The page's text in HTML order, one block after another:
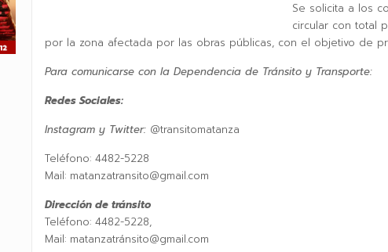
Se solicita a los
circular con total
por la zona afectada por las obras públicas, con el objetivo de
Para comunicarse con la Dependencia de Tránsito y Transporte:
Redes Sociales:
Instagram y Twitter:@transitomatanza
Teléfono: 4482-5228
Mail: matanzatransito@gmail.com
Dirección de tránsito
Teléfono: 4482-5228,
Mail: matanzatránsito@gmail.com